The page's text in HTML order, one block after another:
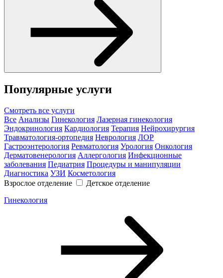
Популярные услуги
Смотреть все услуги
Все Анализы Гинекология Лазерная гинекология
Эндокринология Кардиология Терапия Нейрохирургия
Травматология-ортопедия Неврология ЛОР
Гастроэнтерология Ревматология Урология Онкология
Дерматовенерология Аллергология Инфекционные
заболевания Педиатрия Процедуры и манипуляции
Диагностика УЗИ Косметология
Взрослое отделение
Детское отделение
Гинекология